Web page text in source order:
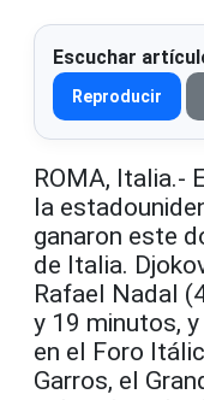
Escuchar
Reproducir
ROMA, Italia.-
la
ganaron este
de Italia.
Rafael Nadal
y 19 minutos,
en el Foro
Garros, el